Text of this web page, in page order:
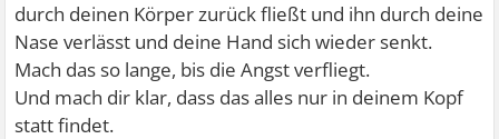
durch deinen Körper zurück fließt und ihn durch deine
Nase verlässt und deine Hand sich wieder senkt.
Mach das so lange, bis die Angst verfliegt.
Und mach dir klar, dass das alles nur in deinem Kopf
statt findet.